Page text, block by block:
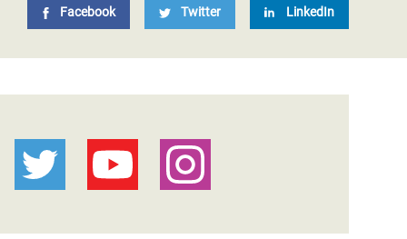
Facebook Twitter LinkedIn